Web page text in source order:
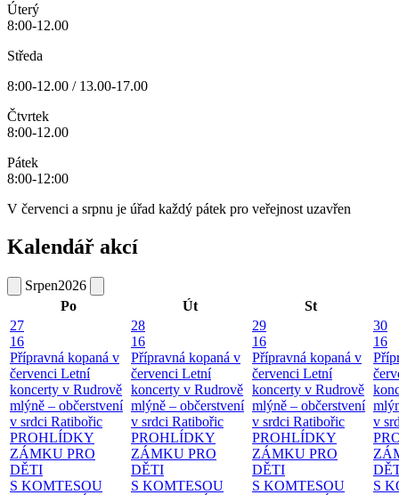
Úterý
8:00-12.00
Středa
8:00-12.00 / 13.00-17.00
Čtvrtek
8:00-12.00
Pátek
8:00-12:00
V červenci a srpnu je úřad každý pátek pro veřejnost uzavřen
Kalendář akcí
Srpen2026
Po
Út
St
27
16
Přípravná kopaná v
červenci Letní
koncerty v Rudrově
mlýně – občerstvení
v srdci Ratibořic
PROHLÍDKY
ZÁMKU PRO
DĚTI
S KOMTESOU
28
16
Přípravná kopaná v
červenci Letní
koncerty v Rudrově
mlýně – občerstvení
v srdci Ratibořic
PROHLÍDKY
ZÁMKU PRO
DĚTI
S KOMTESOU
29
16
Přípravná kopaná v
červenci Letní
koncerty v Rudrově
mlýně – občerstvení
v srdci Ratibořic
PROHLÍDKY
ZÁMKU PRO
DĚTI
S KOMTESOU
30
16
v
S